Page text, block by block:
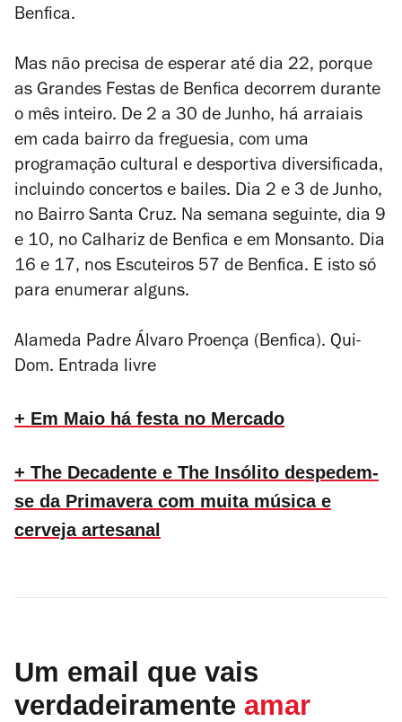
Benfica.
Mas não precisa de esperar até dia 22, porque
as Grandes Festas de Benfica decorrem durante
o mês inteiro. De 2 a 30 de Junho, há arraiais
em cada bairro da freguesia, com uma
programação cultural e desportiva diversificada,
incluindo concertos e bailes. Dia 2 e 3 de Junho,
no Bairro Santa Cruz. Na semana seguinte, dia 9
e 10, no Calhariz de Benfica e em Monsanto. Dia
16 e 17, nos Escuteiros 57 de Benfica. E isto só
para enumerar alguns.
Alameda Padre Álvaro Proença (Benfica). Qui-
Dom. Entrada livre
+ Em Maio há festa no Mercado
+ The Decadente e The Insólito despedem-
se da Primavera com muita música e
cerveja artesanal
Um email que vais
verdadeiramente amar